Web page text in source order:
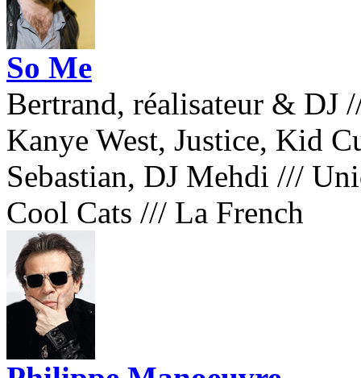
So Me
Bertrand, réalisateur & DJ
Kanye West, Justice, Kid
Sebastian, DJ Mehdi ///
Cool Cats /// La French